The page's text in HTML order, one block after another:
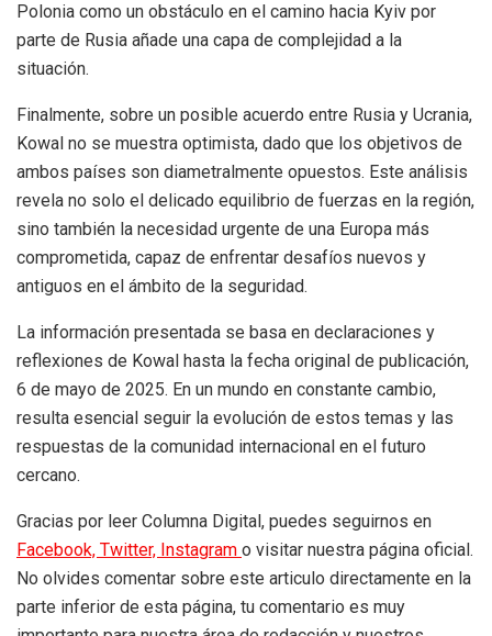
Polonia como un obstáculo en el camino hacia Kyiv por
parte de Rusia añade una capa de complejidad a la
situación.
Finalmente, sobre un posible acuerdo entre Rusia y Ucrania,
Kowal no se muestra optimista, dado que los objetivos de
ambos países son diametralmente opuestos. Este análisis
revela no solo el delicado equilibrio de fuerzas en la región,
sino también la necesidad urgente de una Europa más
comprometida, capaz de enfrentar desafíos nuevos y
antiguos en el ámbito de la seguridad.
La información presentada se basa en declaraciones y
reflexiones de Kowal hasta la fecha original de publicación,
6 de mayo de 2025. En un mundo en constante cambio,
resulta esencial seguir la evolución de estos temas y las
respuestas de la comunidad internacional en el futuro
cercano.
Gracias por leer Columna Digital, puedes seguirnos en
Facebook, Twitter, Instagram o visitar nuestra página oficial.
No olvides comentar sobre este articulo directamente en la
parte inferior de esta página, tu comentario es muy